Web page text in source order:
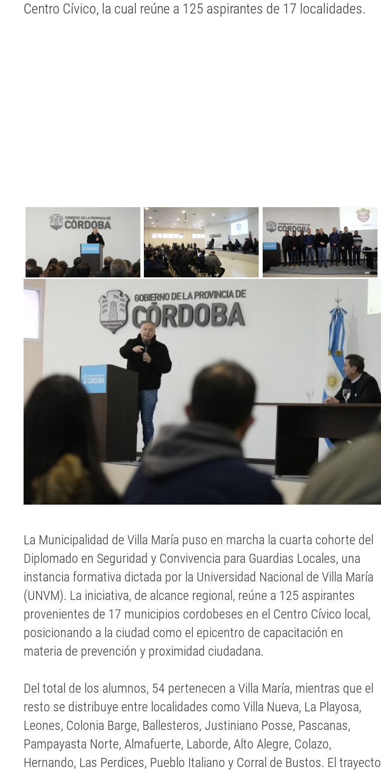
Centro Cívico, la cual reúne a 125 aspirantes de 17 localidades.
La Municipalidad de Villa María puso en marcha la cuarta cohorte del
Diplomado en Seguridad y Convivencia para Guardias Locales, una
instancia formativa dictada por la Universidad Nacional de Villa María
(UNVM). La iniciativa, de alcance regional, reúne a 125 aspirantes
provenientes de 17 municipios cordobeses en el Centro Cívico local,
posicionando a la ciudad como el epicentro de capacitación en
materia de prevención y proximidad ciudadana.
Del total de los alumnos, 54 pertenecen a Villa María, mientras que el
resto se distribuye entre localidades como Villa Nueva, La Playosa,
Leones, Colonia Barge, Ballesteros, Justiniano Posse, Pascanas,
Pampayasta Norte, Almafuerte, Laborde, Alto Alegre, Colazo,
Hernando, Las Perdices, Pueblo Italiano y Corral de Bustos. El trayecto